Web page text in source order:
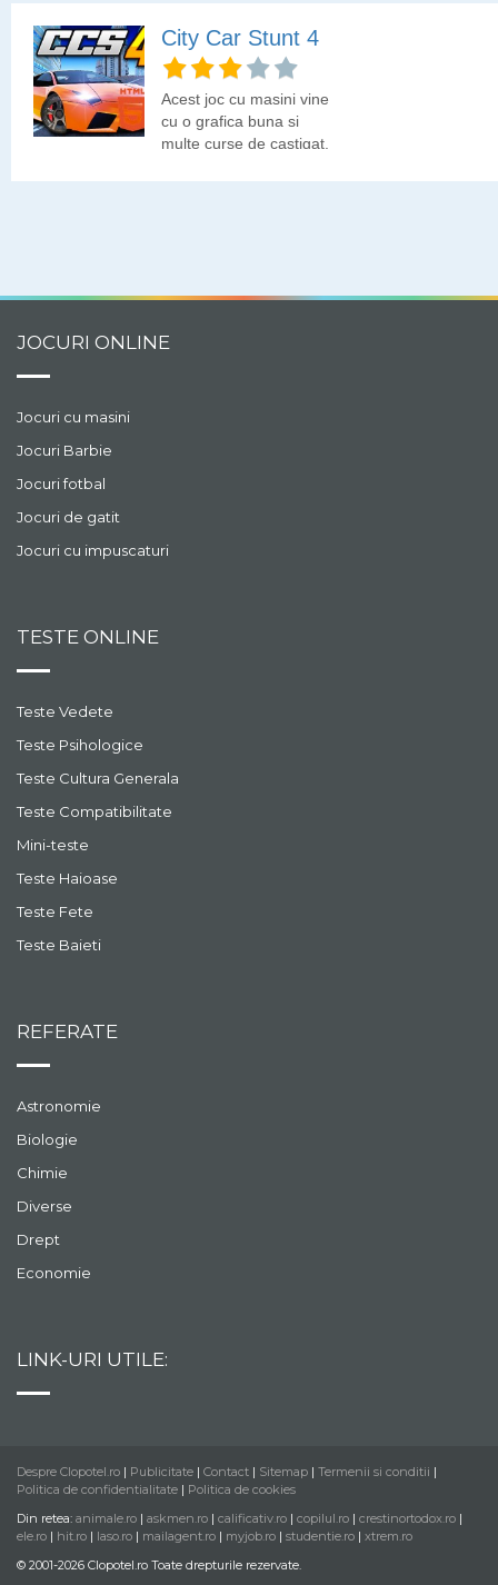
City Car Stunt 4
Acest joc cu masini vine
cu o grafica buna si
multe curse de castigat.
JOCURI ONLINE
Jocuri cu masini
Jocuri Barbie
Jocuri fotbal
Jocuri de gatit
Jocuri cu impuscaturi
TESTE ONLINE
Teste Vedete
Teste Psihologice
Teste Cultura Generala
Teste Compatibilitate
Mini-teste
Teste Haioase
Teste Fete
Teste Baieti
REFERATE
Astronomie
Biologie
Chimie
Diverse
Drept
Economie
LINK-URI UTILE:
Despre Clopotel.ro | Publicitate | Contact | Sitemap | Termenii si conditii |
Politica de confidentialitate | Politica de cookies
Din retea: animale.ro | askmen.ro | calificativ.ro | copilul.ro | crestinortodox.ro |
ele.ro | hit.ro | laso.ro | mailagent.ro | myjob.ro | studentie.ro | xtrem.ro
© 2001-2026 Clopotel.ro Toate drepturile rezervate.